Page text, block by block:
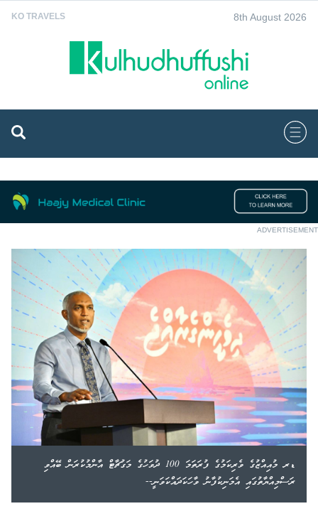
KO TRAVELS 8th August 2026
ADVERTISEMENT
ޑރ މުއިއްޒުގެ ވެރިކަމުގެ ފުރަތަމަ 100 ދުވަހުގެ މަގުޗާޓް އާންމުކުރަން ބޭއްވި
ރަސްމިއްޔާތުގައި އެމަނިކުފާނު ވާހަކަދައްކަވަނީ--